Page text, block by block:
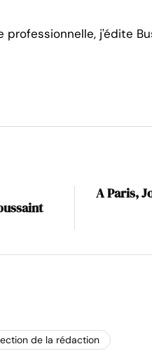
professionnelle, j'édite
A Paris,
de la rédaction